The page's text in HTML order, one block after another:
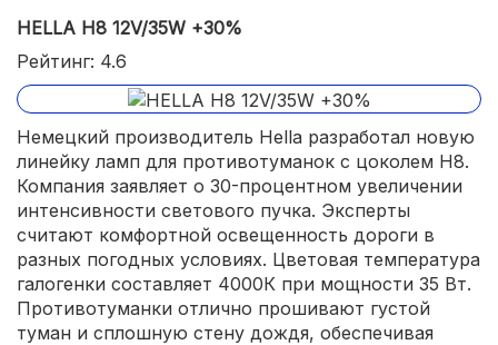
HELLA H8 12V/35W +30%
Рейтинг: 4.6
Немецкий производитель Hella разработал новую
линейку ламп для противотуманок с цоколем H8.
Компания заявляет о 30-процентном увеличении
интенсивности светового пучка. Эксперты
считают комфортной освещенность дороги в
разных погодных условиях. Цветовая температура
галогенки составляет 4000К при мощности 35 Вт.
Противотуманки отлично прошивают густой
туман и сплошную стену дождя, обеспечивая